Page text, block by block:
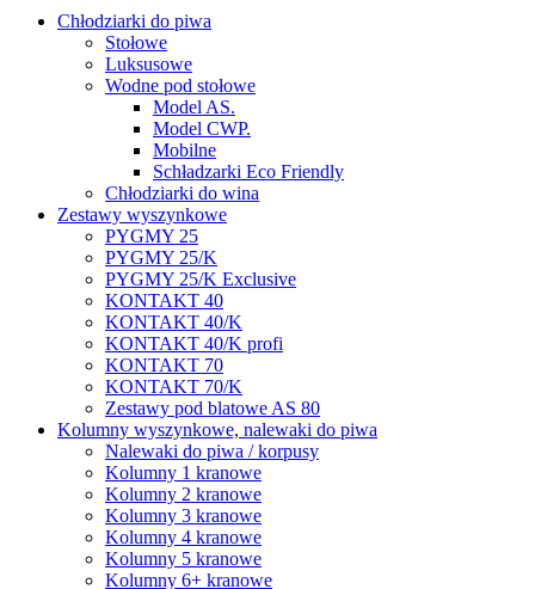
Chłodziarki do piwa
Stołowe
Luksusowe
Wodne pod stołowe
Model AS.
Model CWP.
Mobilne
Schładzarki Eco Friendly
Chłodziarki do wina
Zestawy wyszynkowe
PYGMY 25
PYGMY 25/K
PYGMY 25/K Exclusive
KONTAKT 40
KONTAKT 40/K
KONTAKT 40/K profi
KONTAKT 70
KONTAKT 70/K
Zestawy pod blatowe AS 80
Kolumny wyszynkowe, nalewaki do piwa
Nalewaki do piwa / korpusy
Kolumny 1 kranowe
Kolumny 2 kranowe
Kolumny 3 kranowe
Kolumny 4 kranowe
Kolumny 5 kranowe
Kolumny 6+ kranowe